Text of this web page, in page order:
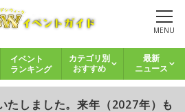
MENU
イベント
ランキング
カテゴリ別
おすすめ
最新
ニュース
たしました。来年（2027年）も